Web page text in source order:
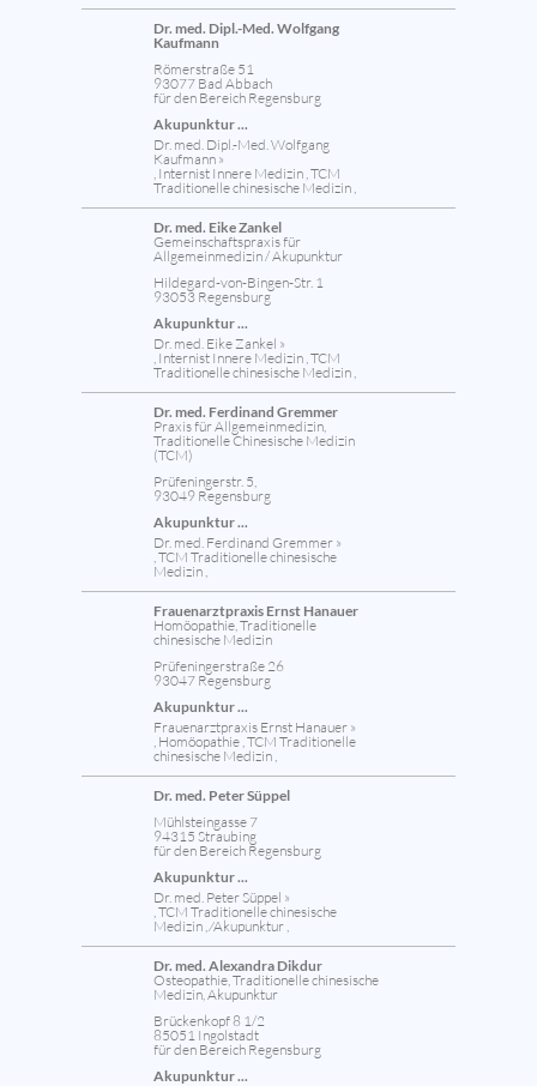
Dr. med. Dipl.-Med. Wolfgang
Kaufmann
Römerstraße 51
93077 Bad Abbach
für den Bereich Regensburg
Akupunktur ...
Dr. med. Dipl.-Med. Wolfgang
Kaufmann »
, Internist Innere Medizin , TCM
Traditionelle chinesische Medizin ,
Dr. med. Eike Zankel
Gemeinschaftspraxis für
Allgemeinmedizin / Akupunktur
Hildegard-von-Bingen-Str. 1
93053 Regensburg
Akupunktur ...
Dr. med. Eike Zankel »
, Internist Innere Medizin , TCM
Traditionelle chinesische Medizin ,
Dr. med. Ferdinand Gremmer
Praxis für Allgemeinmedizin,
Traditionelle Chinesische Medizin
(TCM)
Prüfeningerstr. 5,
93049 Regensburg
Akupunktur ...
Dr. med. Ferdinand Gremmer »
, TCM Traditionelle chinesische
Medizin ,
Frauenarztpraxis Ernst Hanauer
Homöopathie, Traditionelle
chinesische Medizin
Prüfeningerstraße 26
93047 Regensburg
Akupunktur ...
Frauenarztpraxis Ernst Hanauer »
, Homöopathie , TCM Traditionelle
chinesische Medizin ,
Dr. med. Peter Süppel
Mühlsteingasse 7
94315 Straubing
für den Bereich Regensburg
Akupunktur ...
Dr. med. Peter Süppel »
, TCM Traditionelle chinesische
Medizin , ⁄Akupunktur ,
Dr. med. Alexandra Dikdur
Osteopathie, Traditionelle chinesische
Medizin, Akupunktur
Brückenkopf 8 1/2
85051 Ingolstadt
für den Bereich Regensburg
Akupunktur ...